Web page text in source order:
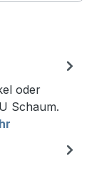
oder
Schaum.